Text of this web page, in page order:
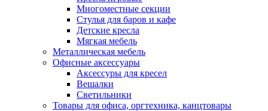
Многоместные секции
Стулья для баров и кафе
Детские кресла
Мягкая мебель
Металлическая мебель
Офисные аксессуары
Аксессуры для кресел
Вешалки
Светильники
Товары для офиса, оргтехника, канцтовары